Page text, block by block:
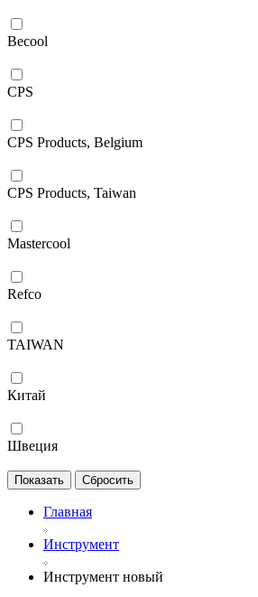
Becool
CPS
CPS Products, Belgium
CPS Products, Taiwan
Mastercool
Refco
TAIWAN
Китай
Швеция
Главная
Инструмент
Инструмент новый